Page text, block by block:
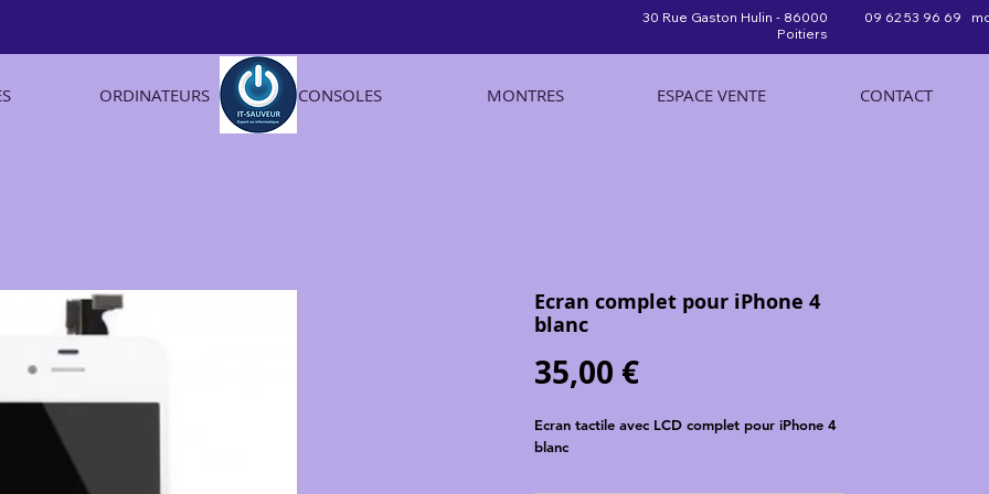
30 Rue Gaston Hulin - 86000
Poitiers
09 62 53 96 69
ORDINATEURS CONSOLES MONTRES ESPACE VENTE CONTACT
Ecran complet pour iPhone 4
blanc
35,00 €Prix
Ecran tactile avec LCD complet pour iPhone 4
blanc